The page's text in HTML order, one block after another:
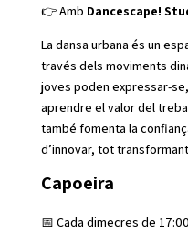
👉 Amb Dancescape!
La dansa urbana és un
través dels moviments
joves poden expressar-
aprendre el valor del
també fomenta la
d’innovar, tot
Capoeira
📅 Cada dimecres de